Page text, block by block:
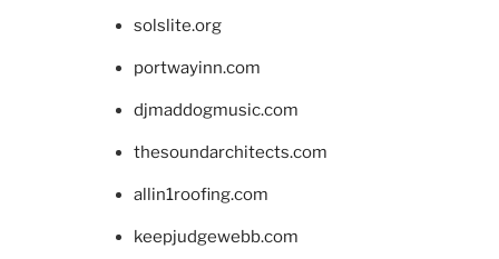
solslite.org
portwayinn.com
djmaddogmusic.com
thesoundarchitects.com
allin1roofing.com
keepjudgewebb.com